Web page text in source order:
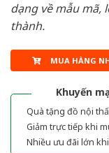
dạng về mẫu mã,
thành.
MUA HÀNG
Khuyến
Quà tặng đồ nội
Giảm trực tiếp khi
Nhiều ưu đãi lớn